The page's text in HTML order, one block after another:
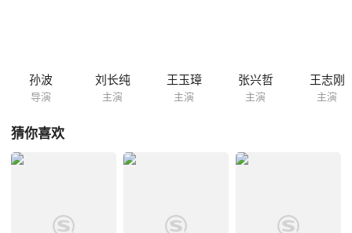
孙波
导演
刘长纯
主演
王玉璋
主演
张兴哲
主演
王志刚
主演
猜你喜欢